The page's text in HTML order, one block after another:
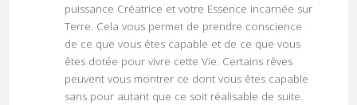
puissance Créatrice et votre Essence incarnée sur
Terre. Cela vous permet de prendre conscience
de ce que vous êtes capable et de ce que vous
êtes dotée pour vivre cette Vie. Certains rêves
peuvent vous montrer ce dont vous êtes capable
sans pour autant que ce soit réalisable de suite.